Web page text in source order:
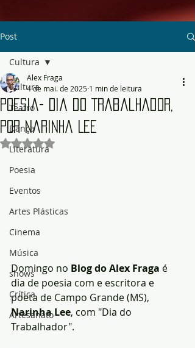
Post
Cultura
Teatro
Dança
Literatura
Poesia
Eventos
Artes Plásticas
Cinema
Música
shows
Crítica
Artesanato
Cultura
Poesia- Dia do Trabalhador,
por Narinha Lee
Alex Fraga
4 de mai. de 2025 1 min de leitura
Avaliado com NaN de 5 estrelas.
Domingo no Blog do Alex Fraga é
dia de poesia com e escritora e
poeta de Campo Grande (MS),
Narinha Lee, com "Dia do
Trabalhador".